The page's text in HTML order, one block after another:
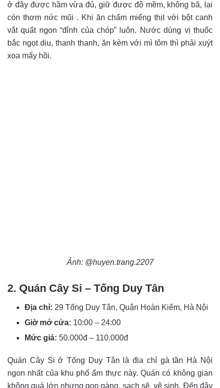
ở đây được hầm vừa đủ, giữ được độ mềm, không bã, lại
còn thơm nức mũi . Khi ăn chấm miếng thịt với bột canh
vắt quất ngon “đỉnh của chóp” luôn. Nước dùng vị thuốc
bắc ngọt dịu, thanh thanh, ăn kèm với mì tôm thì phải xuýt
xoa mấy hồi.
Ảnh: @huyen.trang.2207
2. Quán Cây Si – Tống Duy Tân
Địa chỉ: 29 Tống Duy Tân, Quận Hoàn Kiếm, Hà Nội
Giờ mở cửa: 10:00 – 24:00
Mức giá: 50.000đ – 110.000đ
Quán Cây Si ở Tống Duy Tân là địa chỉ gà tần Hà Nội
ngon nhất của khu phố ẩm thực này. Quán có không gian
không quá lớn nhưng gọn gàng, sạch sẽ, vệ sinh. Đến đây